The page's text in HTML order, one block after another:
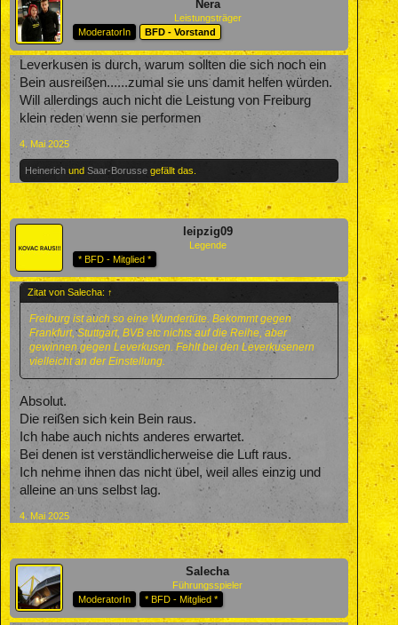
Nera
Leistungsträger
ModeratorIn
BFD - Vorstand
Leverkusen is durch, warum sollten die sich noch ein
Bein ausreißen......zumal sie uns damit helfen würden.
Will allerdings auch nicht die Leistung von Freiburg
klein reden wenn sie performen
4. Mai 2025
Heinerich und Saar-Borusse gefällt das.
leipzig09
Legende
* BFD - Mitglied *
Zitat von Salecha: ↑
Freiburg ist auch so eine Wundertüte. Bekommt gegen
Frankfurt, Stuttgart, BVB etc nichts auf die Reihe, aber
gewinnen gegen Leverkusen. Fehlt bei den Leverkusenern
vielleicht an der Einstellung.
Absolut.
Die reißen sich kein Bein raus.
Ich habe auch nichts anderes erwartet.
Bei denen ist verständlicherweise die Luft raus.
Ich nehme ihnen das nicht übel, weil alles einzig und
alleine an uns selbst lag.
4. Mai 2025
Salecha
Führungsspieler
ModeratorIn
* BFD - Mitglied *